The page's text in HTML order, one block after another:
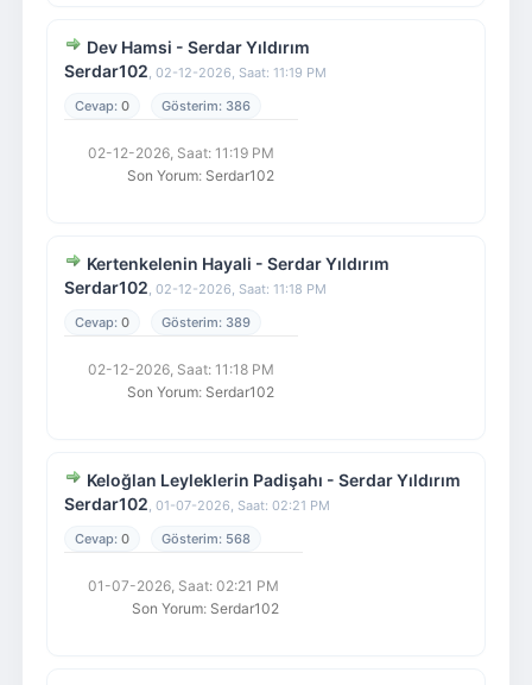
Dev Hamsi - Serdar Yıldırım
Serdar102, 02-12-2026, Saat: 11:19 PM
0
386
02-12-2026, Saat: 11:19 PM
Son Yorum: Serdar102
Kertenkelenin Hayali - Serdar Yıldırım
Serdar102, 02-12-2026, Saat: 11:18 PM
0
389
02-12-2026, Saat: 11:18 PM
Son Yorum: Serdar102
Keloğlan Leyleklerin Padişahı - Serdar Yıldırım
Serdar102, 01-07-2026, Saat: 02:21 PM
0
568
01-07-2026, Saat: 02:21 PM
Son Yorum: Serdar102